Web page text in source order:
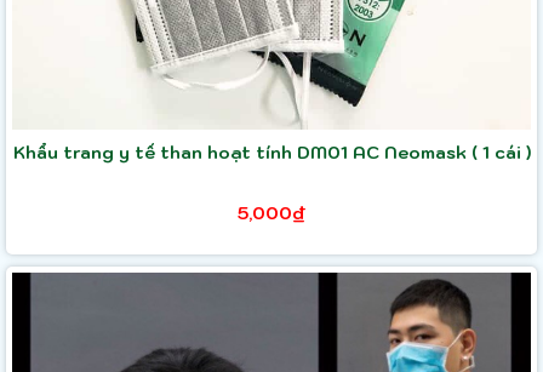
Khẩu trang y tế than hoạt tính DM01 AC Neomask ( 1 cái )
5,000₫